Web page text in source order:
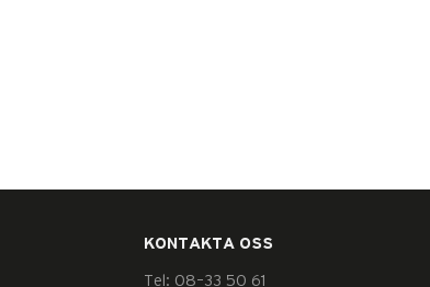
KONTAKTA OSS
Tel: 08–33 50 61